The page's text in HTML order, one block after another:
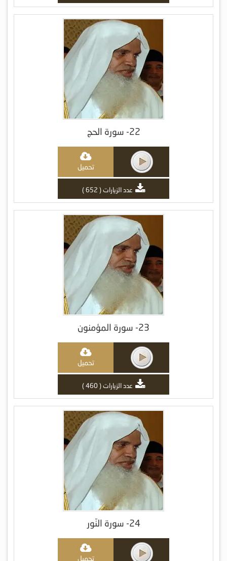
22- سورة الحج
تحميل
عدد الزيارات ( 652 )
23- سورة المؤمنون
تحميل
عدد الزيارات ( 460 )
24- سورة النّور
تحميل